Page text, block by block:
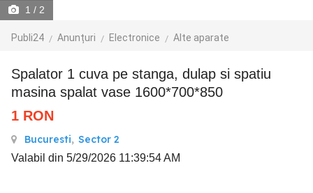
1 / 2
Publi24 Anunțuri Electronice Alte aparate
Spalator 1 cuva pe stanga, dulap si spatiu
masina spalat vase 1600*700*850
1 RON
Bucuresti, Sector 2
Valabil din 5/29/2026 11:39:54 AM